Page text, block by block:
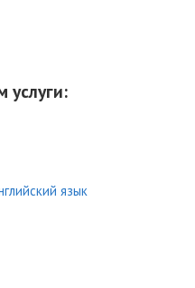
услуги:
язык